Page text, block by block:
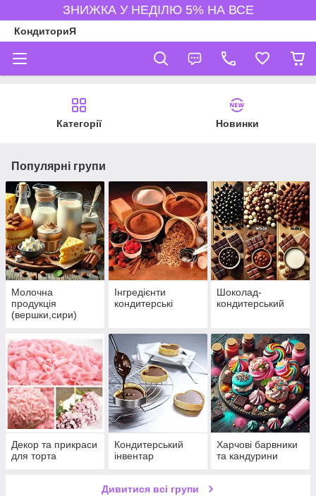
ЗНИЖКА У НЕДІЛЮ 5% НА ВСЕ
КондиториЯ
Категорії Новинки
Популярні групи
Молочна
продукція
(вершки,сири)
Інгредієнти
кондитерські
Шоколад-
кондитерський
Декор та прикраси
для торта
Кондитерський
інвентар
Харчові барвники
та кандурини
Дивитися всі групи